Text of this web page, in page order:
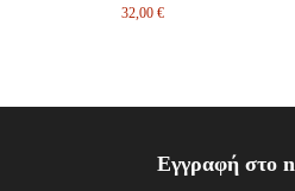
32,00 €
Εγγραφή στο